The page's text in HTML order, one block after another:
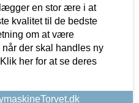
en stor ære i at
kvalitet til de bedste
om at være
der skal handles ny
her for at se deres